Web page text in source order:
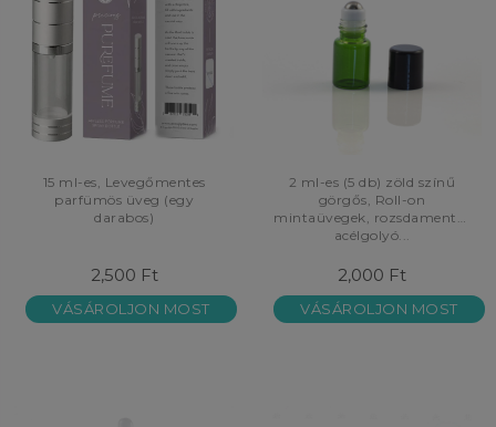
15 ml-es, Levegőmentes
parfümös üveg (egy
darabos)
2,500 Ft
VÁSÁROLJON MOST
2 ml-es (5 db) zöld színű
görgős, Roll-on
mintaüvegek, rozsdamentes
acélgolyó...
2,000 Ft
VÁSÁROLJON MOST